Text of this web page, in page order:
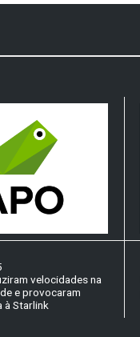
velocidades na
e provocaram
à Starlink